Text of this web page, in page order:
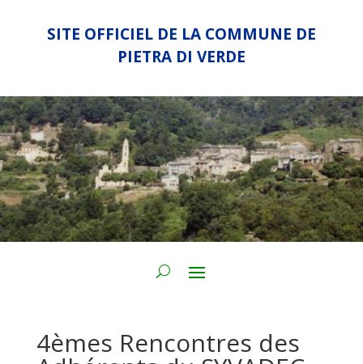
SITE OFFICIEL DE LA COMMUNE DE
PIETRA DI VERDE
4èmes Rencontres des